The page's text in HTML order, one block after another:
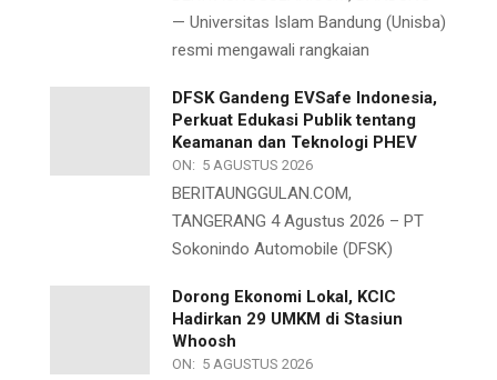
— Universitas Islam Bandung (Unisba)
resmi mengawali rangkaian
DFSK Gandeng EVSafe Indonesia,
Perkuat Edukasi Publik tentang
Keamanan dan Teknologi PHEV
ON: 5 AGUSTUS 2026
BERITAUNGGULAN.COM,
TANGERANG 4 Agustus 2026 – PT
Sokonindo Automobile (DFSK)
Dorong Ekonomi Lokal, KCIC
Hadirkan 29 UMKM di Stasiun
Whoosh
ON: 5 AGUSTUS 2026